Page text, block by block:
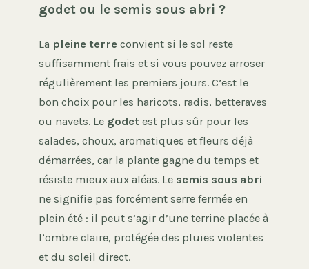
godet ou le semis sous abri ?
La pleine terre convient si le sol reste
suffisamment frais et si vous pouvez arroser
régulièrement les premiers jours. C’est le
bon choix pour les haricots, radis, betteraves
ou navets. Le godet est plus sûr pour les
salades, choux, aromatiques et fleurs déjà
démarrées, car la plante gagne du temps et
résiste mieux aux aléas. Le semis sous abri
ne signifie pas forcément serre fermée en
plein été : il peut s’agir d’une terrine placée à
l’ombre claire, protégée des pluies violentes
et du soleil direct.